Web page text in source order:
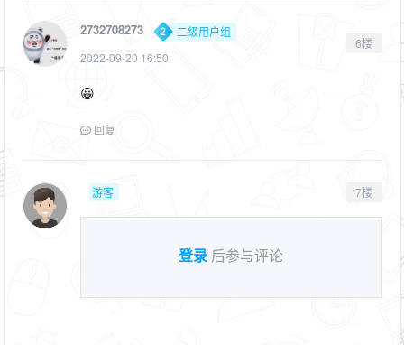
2732708273
二级用户组
2022-09-20 16:50
6楼
😀
回复
游客 7楼
登录 后参与评论